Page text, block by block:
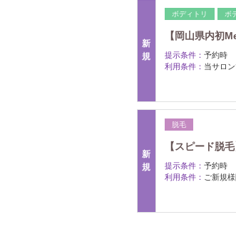
新
規
ボディトリ ボ
【岡山県内初
提示条件： 予約時
利用条件： 当サロ
新
規
脱毛
【スピード脱
提示条件： 予約時
利用条件： ご新規